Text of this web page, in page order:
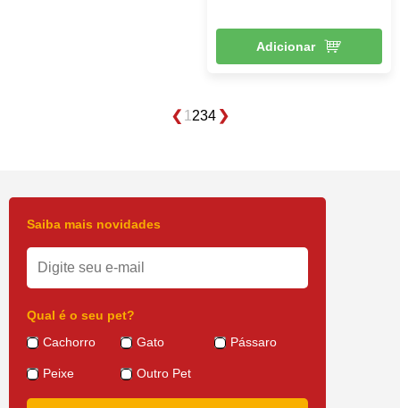
Adicionar
1 234
Saiba mais novidades
Qual é o seu pet?
Cachorro
Gato Pássaro
Peixe Outro Pet